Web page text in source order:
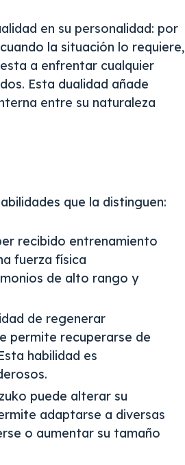
en su personalidad: por
la situación lo requiere,
a enfrentar cualquier
Esta dualidad añade
entre su naturaleza
que la distinguen:
recibido entrenamiento
fuerza física
de alto rango y
de regenerar
permite recuperarse de
habilidad es
puede alterar su
adaptarse a diversas
o aumentar su tamaño